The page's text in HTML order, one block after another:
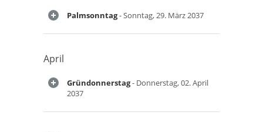
Palmsonntag- Sonntag, 29. März 2037
April
Gründonnerstag- Donnerstag, 02. April
2037